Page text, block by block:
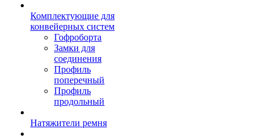
Комплектующие для
конвейерных систем
Гофроборта
Замки для
соединения
Профиль
поперечный
Профиль
продольный
Натяжители ремня